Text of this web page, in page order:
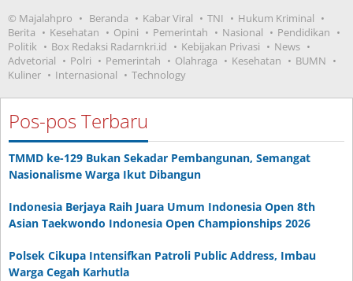
© Majalahpro Beranda Kabar Viral TNI
Hukum Kriminal
Berita
Kesehatan Opini Pemerintah Nasional
Pendidikan
Politik
Box Redaksi Radarnkri.id Kebijakan Privasi
News
Advetorial
Polri Pemerintah Olahraga Kesehatan
BUMN
Kuliner
Internasional Technology
Pos-pos Terbaru
TMMD ke-129 Bukan Sekadar Pembangunan, Semangat
Nasionalisme Warga Ikut Dibangun
Indonesia Berjaya Raih Juara Umum Indonesia Open 8th
Asian Taekwondo Indonesia Open Championships 2026
Polsek Cikupa Intensifkan Patroli Public Address, Imbau
Warga Cegah Karhutla